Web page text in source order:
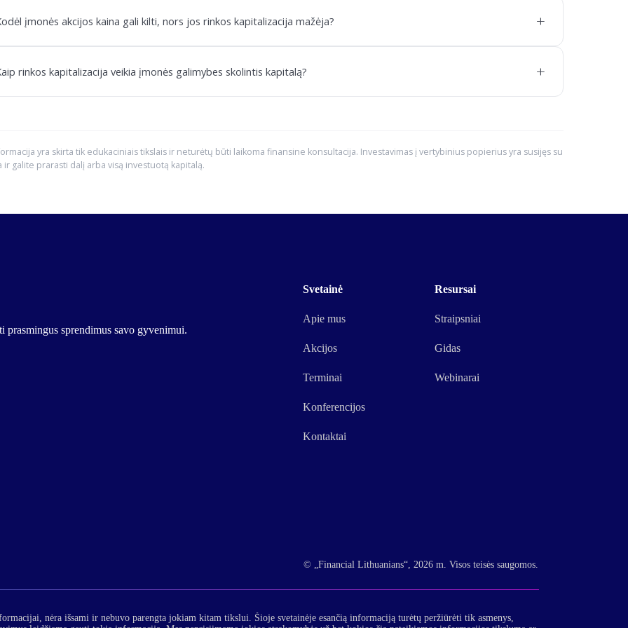
įmonės akcijos kaina gali kilti, nors jos rinkos kapitalizacija mažėja? +
rinkos kapitalizacija veikia įmonės galimybes skolintis kapitalą? +
yra skirta tik edukaciniais tikslais ir neturėtų būti laikoma finansine konsultacija. Investavimas į vertybinius popierius yra susijęs su
ir galite prarasti dalį arba visą investuotą kapitalą.
sprendimus savo gyvenimui.
Svetainė
Apie mus
Akcijos
Terminai
Konferencijos
Kontaktai
Resursai
Straipsniai
Gidas
Webinarai
© „Financial Lithuanians“, 2026 m. Visos teisės saugomos.
nėra išsami ir nebuvo parengta jokiam kitam tikslui. Šioje svetainėje esančią informaciją turėtų peržiūrėti tik asmenys,